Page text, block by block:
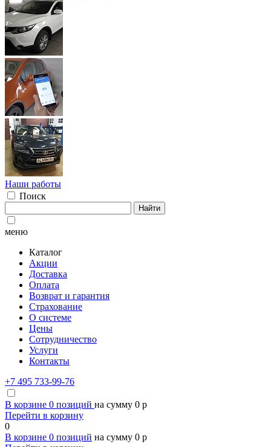
Наши работы
Поиск
Найти
меню
Каталог
Акции
Доставка
Оплата
Возврат и гарантия
Страхование
О системе
Цены
Сотрудничество
Услуги
Контакты
+7 495 733-99-76
В корзине 0 позиций на сумму 0 p
Перейти в корзину
0
В корзине 0 позиций на сумму 0 p